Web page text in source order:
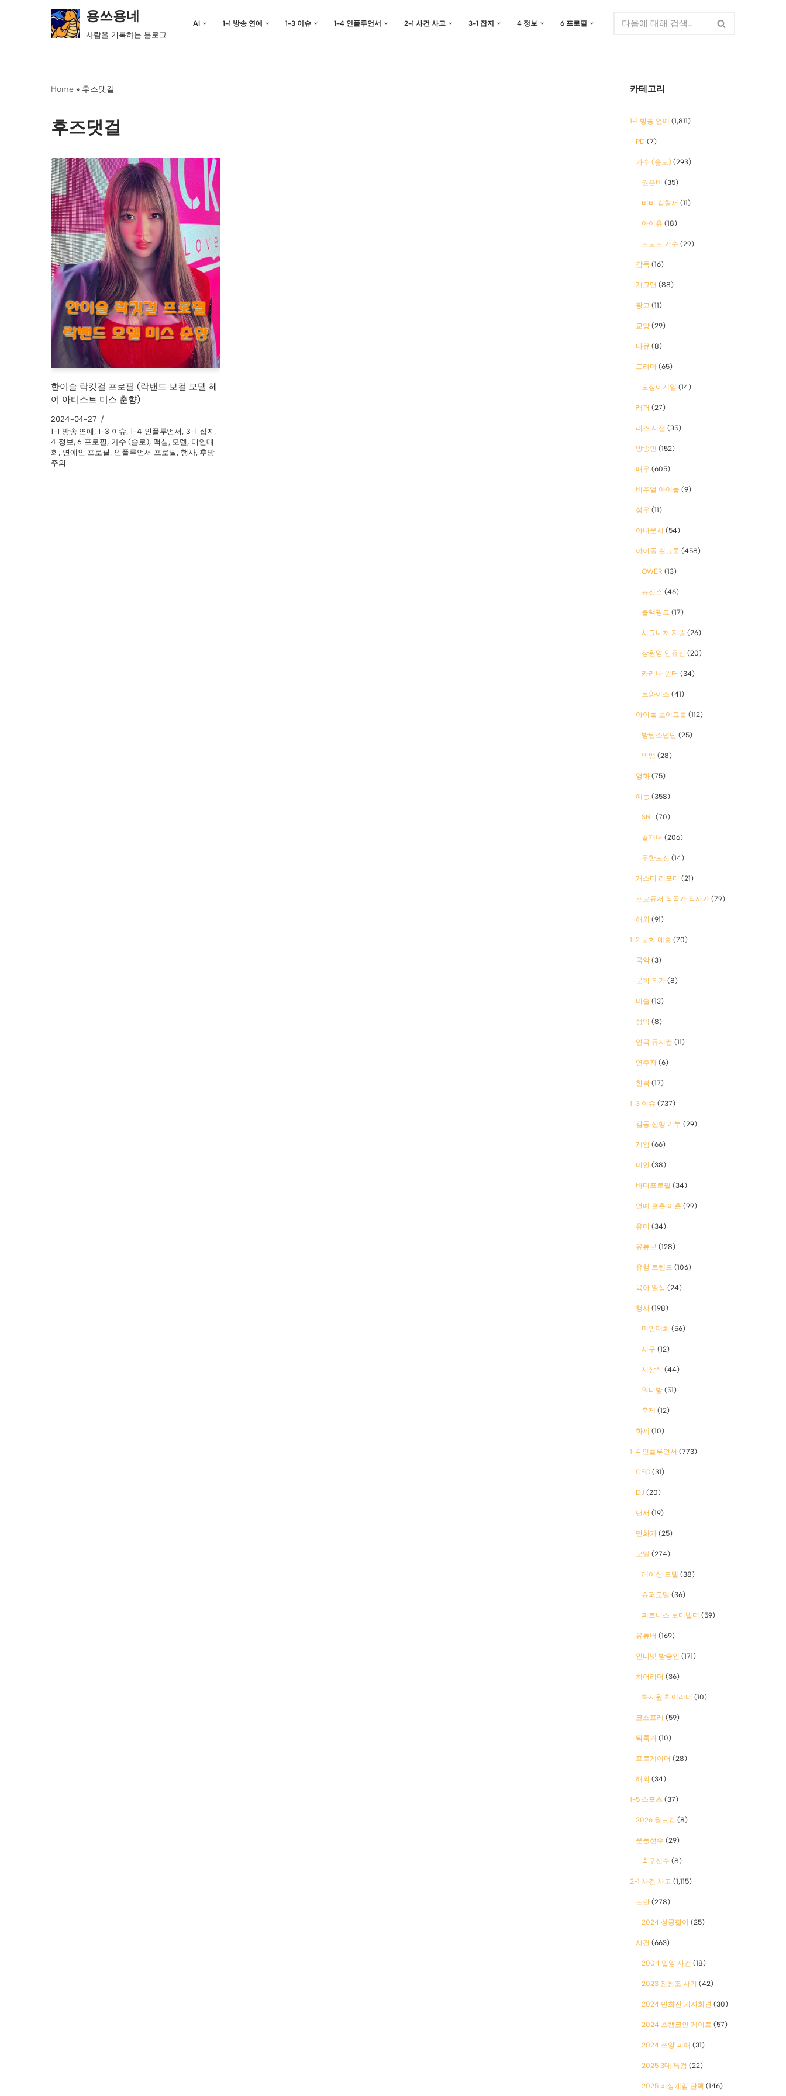
용쓰용네
사람을 기록하는 블로그
AI 1-1 방송 연예 1-3 이슈 1-4 인플루언서 2-1 사건 사고 3-1 잡지 4 정보 6 프로필
Home » 후즈댓걸
후즈댓걸
한이슬 락킷걸 프로필 (락밴드 보컬 모델 헤
어 아티스트 미스 춘향)
2024-04-27
1-1 방송 연예 , 1-3 이슈,1-4 인플루언서 ,3-1 잡지,
4 정보 ,6 프로필 , 가수 (솔로), 맥심 , 모델 , 미인대
회 , 연예인 프로필 , 인플루언서 프로필 , 행사, 후방
주의
카테고리
1-1 방송 연예 (1,811)
PD (7)
가수 (솔로) (293)
권은비 (35)
비비 김형서 (11)
아이유 (18)
트로트 가수 (29)
감독 (16)
개그맨 (88)
광고 (11)
교양 (29)
다큐 (8)
드라마 (65)
오징어게임 (14)
래퍼 (27)
리즈 시절 (35)
방송인 (152)
배우 (605)
버추얼 아이돌 (9)
성우 (11)
아나운서 (54)
아이돌 걸그룹 (458)
QWER (13)
뉴진스 (46)
블랙핑크 (17)
시그니처 지원 (26)
장원영 안유진 (20)
카리나 윈터 (34)
트와이스 (41)
아이돌 보이그룹 (112)
방탄소년단 (25)
빅뱅 (28)
영화 (75)
예능 (358)
SNL (70)
골때녀 (206)
무한도전 (14)
캐스터 리포터 (21)
프로듀서 작곡가 작사가 (79)
해외 (91)
1-2 문화 예술 (70)
국악 (3)
문학 작가 (8)
미술 (13)
성악 (8)
연극 뮤지컬 (11)
연주자 (6)
한복 (17)
1-3 이슈 (737)
감동 선행 기부 (29)
게임 (66)
미인 (38)
바디프로필 (34)
연예 결혼 이혼 (99)
유머 (34)
유튜브 (128)
유행 트렌드 (106)
육아 일상 (24)
행사 (198)
미인대회 (56)
시구 (12)
시상식 (44)
워터밤 (51)
축제 (12)
화제 (10)
1-4 인플루언서 (773)
CEO (31)
DJ (20)
댄서 (19)
만화가 (25)
모델 (274)
레이싱 모델 (38)
슈퍼모델 (36)
피트니스 보디빌더 (59)
유튜버 (169)
인터넷 방송인 (171)
치어리더 (36)
하지원 치어리더 (10)
코스프레 (59)
틱톡커 (10)
프로게이머 (28)
해외 (34)
1-5 스포츠 (37)
2026 월드컵 (8)
운동선수 (29)
축구선수 (8)
2-1 사건 사고 (1,115)
논란 (278)
2024 성공팔이 (25)
사건 (663)
2004 밀양 사건 (18)
2023 전청조 사기 (42)
2024 민희진 기자회견 (30)
2024 스캠코인 게이트 (57)
2024 쯔양 피해 (31)
2025 3대 특검 (22)
2025 비상계엄 탄핵 (146)